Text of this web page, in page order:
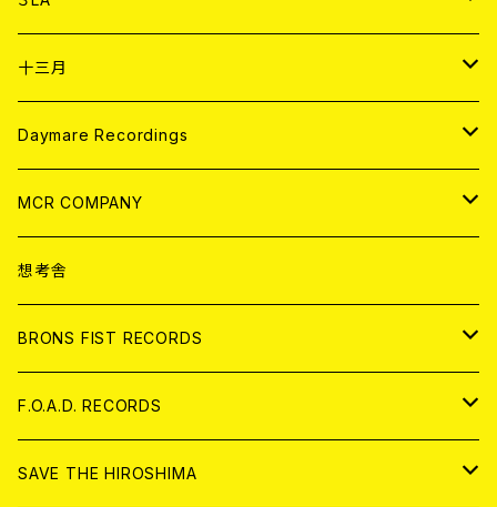
ANALOG
アパレル
CD
ANALOG
十三月
CD
ANALOG
Daymare Recordings
CD
ANALOG
MCR COMPANY
CD
アパレル
ANALOG
想考舎
BRONS FIST RECORDS
CD
ANALOG
F.O.A.D. RECORDS
CD
SAVE THE HIROSHIMA